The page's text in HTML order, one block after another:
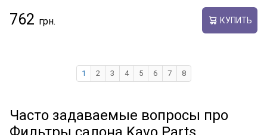
762 КУПИТЬ
1 2 3 4 5 6 7 8
Часто задаваемые вопросы про